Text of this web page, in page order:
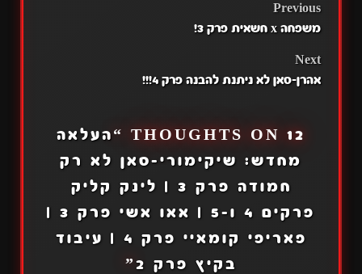
POST
Previous
משפחה x חשאית פרק 3!
Next
אהרן-סאן לא ניתנת להבנה פרק 4!!!
12 THOUGHTS ON “
העלאה
מחדש: שיקימורי-סאן לא רק
חמודה פרק 3 | לינק קליק
פרקים 4 ו-5 | אאו אשי פרק 3 |
פאריפי קומאיי פרק 4 | עיבוד
בקיץ פרק 2
”